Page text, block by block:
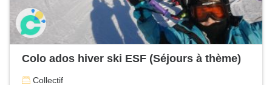
Colo ados hiver ski ESF (Séjours à thème)
Collectif